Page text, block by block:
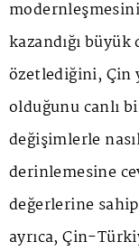
kazandığı
özetlediğini, Çin
olduğunu canlı
değişimlerle
derinlemesine
değerlerine
ayrıca, Çin-